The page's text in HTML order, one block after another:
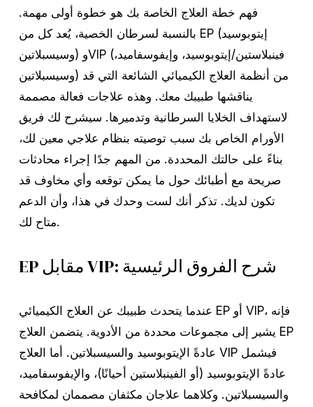
فهم خطة العلاج الخاصة بك هو خطوة أولى مهمة.
بالنسبة لسرطان الخصية، يُعد كل من EP (إيتوبوسيد
وسيسبلاتين) وVIP (فينبلاستين/إيتوبوسيد، وإيفوسفاميد،
وسيسبلاتين) من أنظمة العلاج الكيميائي الشائعة التي قد
يناقشها طبيبك معك. وهذه علاجات فعالة مصممة
لاستهداف الخلايا السرطانية وتدميرها. سيشرح لك فريق
الأورام الخاص بك سبب توصيته بنظام علاجي معين لك،
بناءً على حالتك المحددة. من المهم جدًا إجراء محادثات
صريحة مع أطبائك حول ما يمكن توقعه وأي مخاوف قد
تكون لديك. تذكر أنك لست وحدك في هذا، وأن الدعم
متاح لك.
EP مقابل VIP: شرح الفروق الرئيسية
عندما يتحدث طبيبك عن العلاج الكيميائي EP أو VIP، فإنه
يشير إلى مجموعات محددة من الأدوية. يتضمن العلاج EP
عادةً الإيتوبوسيد والسيسبلاتين. أما العلاج VIP فيشمل
عادةً الإيتوبوسيد (أو الفينبلاستين أحيانًا)، والإيفوسفاميد،
والسيسبلاتين. وكلاهما علاجان مكثفان مصممان لمكافحة